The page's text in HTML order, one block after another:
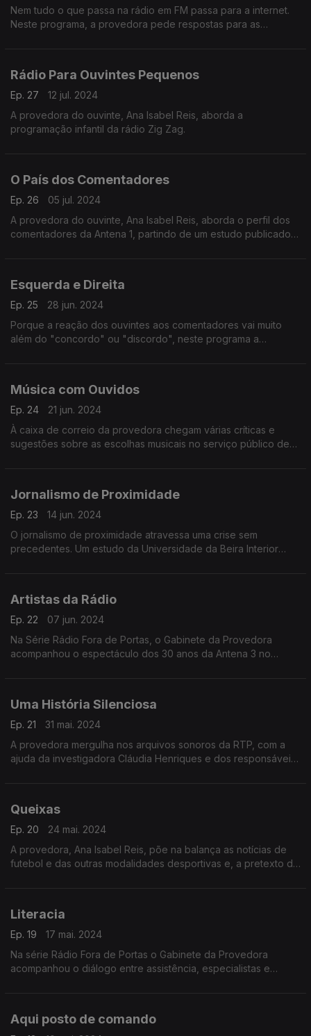
Nem tudo o que passa na rádio em FM passa para a internet.
Neste programa, a provedora pede respostas para as
Rádio Para Ouvintes Pequenos
Ep. 27
12 jul. 2024
A provedora do ouvinte, Ana Isabel Reis, aborda a
programação infantil da rádio Zig Zag.
O País dos Comentadores
Ep. 26
05 jul. 2024
A provedora do ouvinte, Ana Isabel Reis, aborda o perfil dos
comentadores da Antena 1, partindo de um estudo publicado
Esquerda e Direita
Ep. 25
28 jun. 2024
Porque a reação dos ouvintes aos comentadores vai muito
além do "concordo" ou "discordo", neste programa a
Música com Ouvidos
Ep. 24
21 jun. 2024
À caixa de correio da provedora chegam várias críticas e
sugestões sobre as escolhas musicais no serviço público de
Jornalismo de Proximidade
Ep. 23
14 jun. 2024
O jornalismo de proximidade atravessa uma crise sem
precedentes. Um estudo da Universidade da Beira Interior
Artistas da Rádio
Ep. 22
07 jun. 2024
Na Série Rádio Fora de Portas, o Gabinete da Provedora
acompanhou o espectáculo dos 30 anos da Antena 3 no
Uma História Silenciosa
Ep. 21
31 mai. 2024
A provedora mergulha nos arquivos sonoros da RTP, com a
ajuda da investigadora Cláudia Henriques e dos responsáveis
Queixas
Ep. 20
24 mai. 2024
A provedora, Ana Isabel Reis, põe na balança as notícias de
futebol e das outras modalidades desportivas e, a pretexto de
Literacia
Ep. 19
17 mai. 2024
Na série Rádio Fora de Portas o Gabinete da Provedora
acompanhou o diálogo entre assistência, especialistas e
Aqui posto de comando